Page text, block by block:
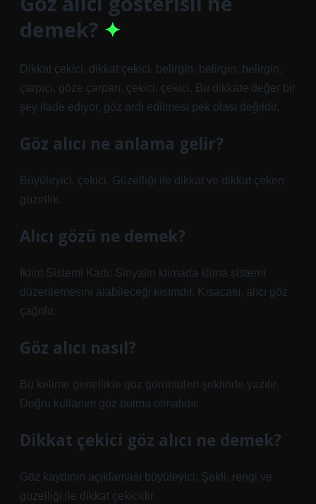
demek?
Dikkat çekici, dikkat çekici, belirgin, belirgin, belirgin,
çarpıcı, göze çarpan, çekici, çekici. Bu dikkate değer bir
şey ifade ediyor, göz ardı edilmesi pek olası değildir.
Göz alıcı ne anlama gelir?
Büyüleyici, çekici. Güzelliği ile dikkat ve dikkat çeken
güzellik.
Alıcı gözü ne demek?
İklim Sistemi Kartı: Sinyalin klimada klima sistemi
düzenlemesini alabileceği kısımdır. Kısacası, alıcı göz
çağrılır.
Göz alıcı nasıl?
Bu kelime genellikle göz görüntüleri şeklinde yazılır.
Doğru kullanım göz bulma olmalıdır.
Dikkat çekici göz alıcı ne demek?
Göz kaydının açıklaması büyüleyici; Şekli, rengi ve
güzelliği ile dikkat çekicidir.